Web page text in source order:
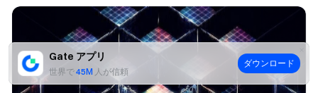
Gate アプリ
世界で45M 人が信頼
ダウンロード
を促進することにあります。